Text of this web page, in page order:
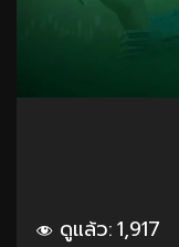
ดูแล้ว:1,917